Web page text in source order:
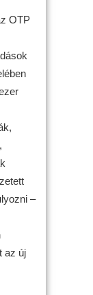
OTP
–
az új